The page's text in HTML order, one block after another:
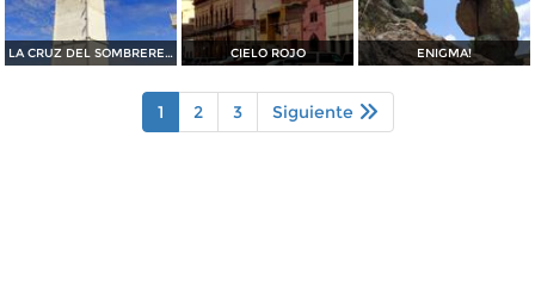
LA CRUZ DEL SOMBRERETILLO CIELO ROJO ENIGMA!
1 2 3 Siguiente